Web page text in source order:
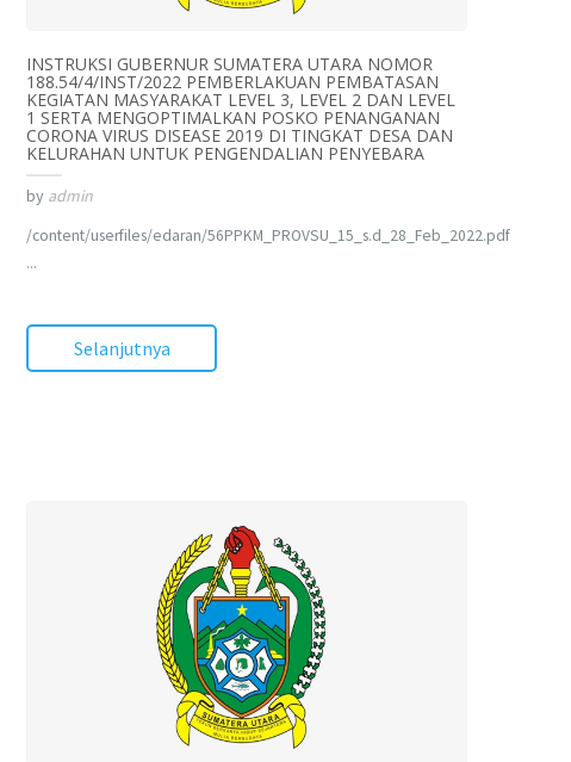
INSTRUKSI GUBERNUR SUMATERA UTARA NOMOR
188.54/4/INST/2022 PEMBERLAKUAN PEMBATASAN
KEGIATAN MASYARAKAT LEVEL 3, LEVEL 2 DAN LEVEL
1 SERTA MENGOPTIMALKAN POSKO PENANGANAN
CORONA VIRUS DISEASE 2019 DI TINGKAT DESA DAN
KELURAHAN UNTUK PENGENDALIAN PENYEBARA
by admin
/content/userfiles/edaran/56PPKM_PROVSU_15_s.d_28_Feb_2022.pdf
...
Selanjutnya